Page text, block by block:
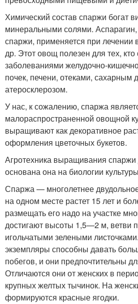
Химический состав спаржи богат
минеральными солями.
спаржи, применяется при лечении
др. Этот овощ полезен для тех, кто
заболеваниями желудочно-
почек, печени, отеками, сахарным
атеросклерозом.
У нас, к сожалению, спаржа
малораспространенной овощной
выращивают как декоративное
оформления цветочных букетов.
Агротехника выращивания
основана она на биологии
Спаржа — многолетнее
на одном месте растет 15 лет и
размещать его надо на участке
достигают высоты 1,5—2 м, ветви
игольчатыми зелеными
экземпляры способны давать
побегов, и они предпочтительны
Отличаются они от женских в
крупных желтых тычинок. На
формируются красные ягодки.